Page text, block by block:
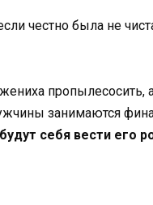
честно была не
пропылесосить,
занимаются
себя вести его